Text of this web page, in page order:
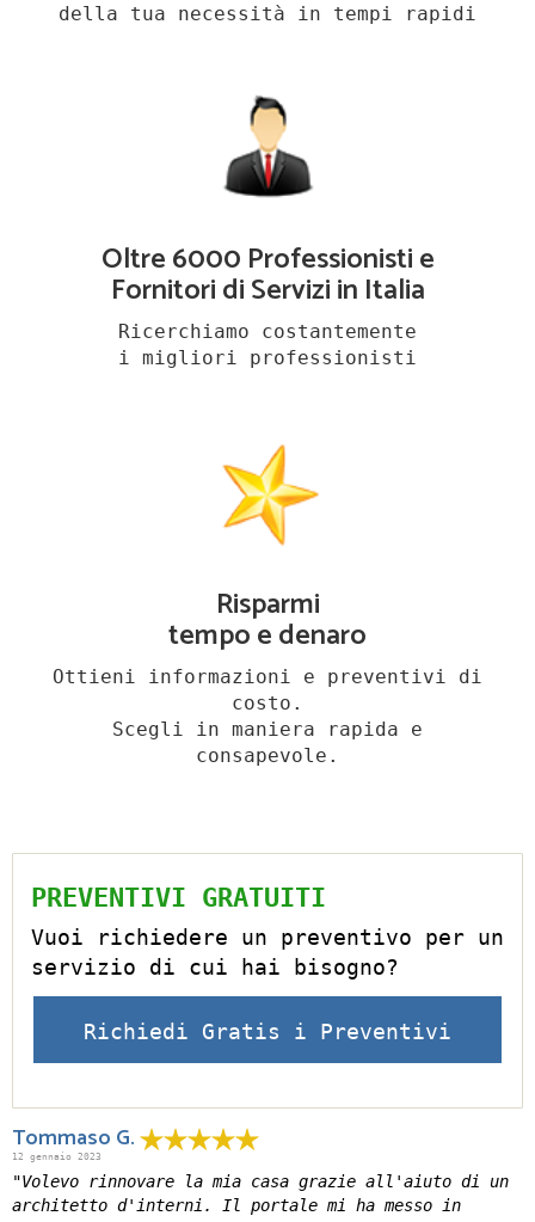
della tua necessità in tempi rapidi
Oltre 6000 Professionisti e
Fornitori di Servizi in Italia
Ricerchiamo costantemente
i migliori professionisti
Risparmi
tempo e denaro
Ottieni informazioni e preventivi di
costo.
Scegli in maniera rapida e
consapevole.
PREVENTIVI GRATUITI
Vuoi richiedere un preventivo per un
servizio di cui hai bisogno?
Richiedi Gratis i Preventivi
Tommaso G.
12 gennaio 2023
"Volevo rinnovare la mia casa grazie all'aiuto di un
architetto d'interni. Il portale mi ha messo in